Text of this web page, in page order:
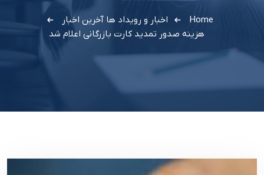
Home اخبار و رویداد ها آخرین اخبار
هزینه صدور ‌تمدید کارت بازرگانی اعلام شد